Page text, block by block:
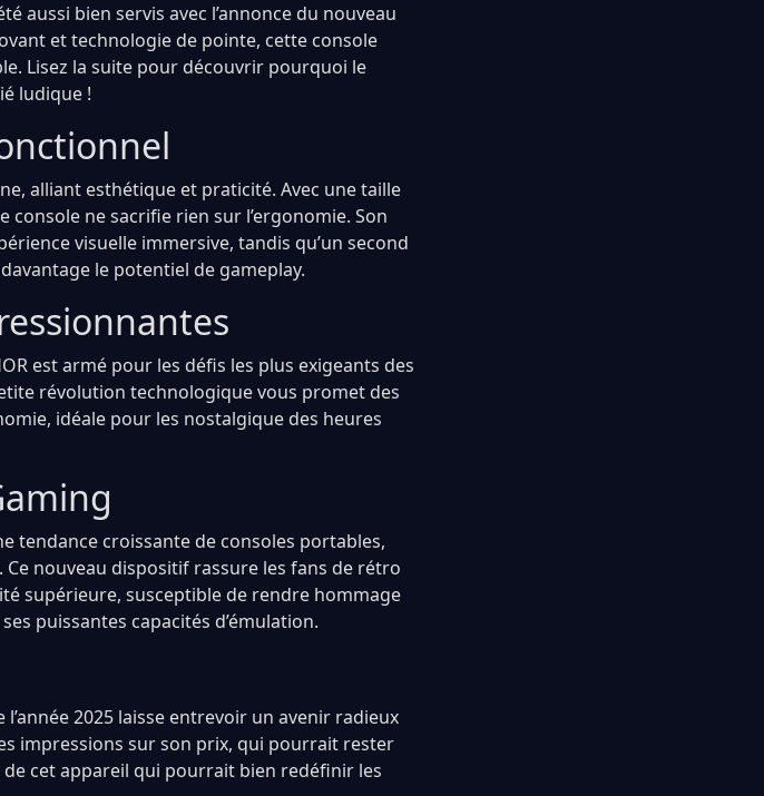
aussi bien servis avec l’annonce du nouveau
et technologie de pointe, cette console
Lisez la suite pour découvrir pourquoi le
ludique !
alliant esthétique et praticité. Avec une taille
console ne sacrifie rien sur l’ergonomie. Son
visuelle immersive, tandis qu’un second
le potentiel de gameplay.
est armé pour les défis les plus exigeants des
révolution technologique vous promet des
idéale pour les nostalgique des heures
tendance croissante de consoles portables,
Ce nouveau dispositif rassure les fans de rétro
supérieure, susceptible de rendre hommage
puissantes capacités d’émulation.
2025 laisse entrevoir un avenir radieux
impressions sur son prix, qui pourrait rester
cet appareil qui pourrait bien redéfinir les